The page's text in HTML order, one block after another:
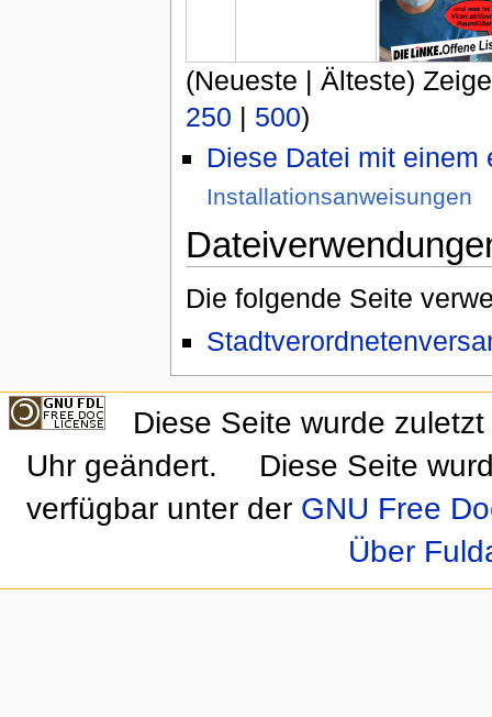
(Neueste | Älteste)
250 | 500)
Diese Datei mit einem
Installationsanweisungen
Die folgende Seite
Diese Seite wurde
Uhr geändert.
Diese Seite
verfügbar unter der GNU Free
Über